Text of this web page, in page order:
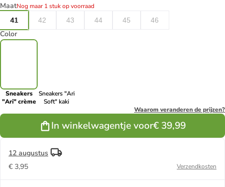
MaatNog maar 1 stuk op voorraad
41
42 43 44 45 46
Color
Sneakers
"Ari" crème
Sneakers "Ari
Soft" kaki
Waarom veranderen de prijzen?
In winkelwagentje voor€ 39,99
12 augustus
€ 3,95
Verzendkosten